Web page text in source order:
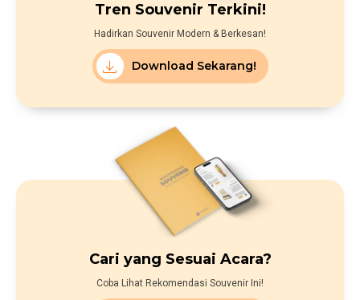
Tren Souvenir Terkini!
Hadirkan Souvenir Modern & Berkesan!
Download Sekarang!
Cari yang Sesuai Acara?
Coba Lihat Rekomendasi Souvenir Ini!